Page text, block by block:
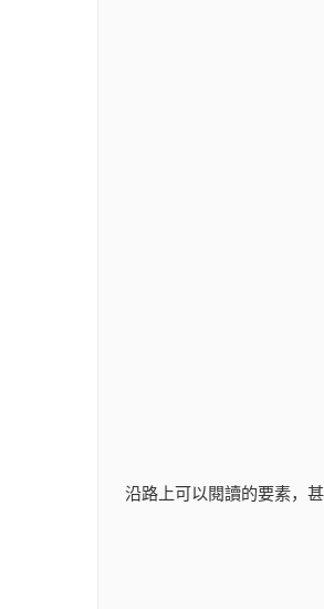
沿路上可以閱讀的要素，